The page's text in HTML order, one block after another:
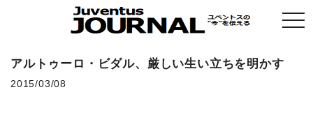
アルトゥーロ・ビダル、厳しい生い立ちを明かす
2015/03/08